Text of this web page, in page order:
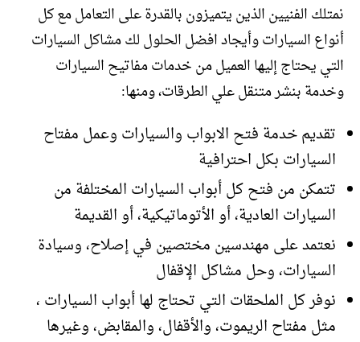
نمتلك الفنيين الذين يتميزون بالقدرة على التعامل مع كل
أنواع السيارات وأيجاد افضل الحلول لك مشاكل السيارات
التي يحتاج إليها العميل من خدمات مفاتيح السيارات
وخدمة بنشر متنقل علي الطرقات، ومنها:
تقديم خدمة فتح الابواب والسيارات وعمل مفتاح
السيارات بكل احترافية
تتمكن من فتح كل أبواب السيارات المختلفة من
السيارات العادية، أو الأتوماتيكية، أو القديمة
نعتمد على مهندسين مختصين في إصلاح، وسيادة
السيارات، وحل مشاكل الإقفال
نوفر كل الملحقات التي تحتاج لها أبواب السيارات ،
مثل مفتاح الريموت، والأقفال، والمقابض، وغيرها